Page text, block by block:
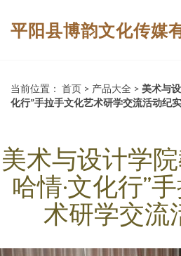
平阳县博韵文化传媒
当前位置： 首页 > 产品大全 > 美术与
化行”手拉手文化艺术研学交流活动纪实
美术与设计学
哈情·文化行”
术研学交流